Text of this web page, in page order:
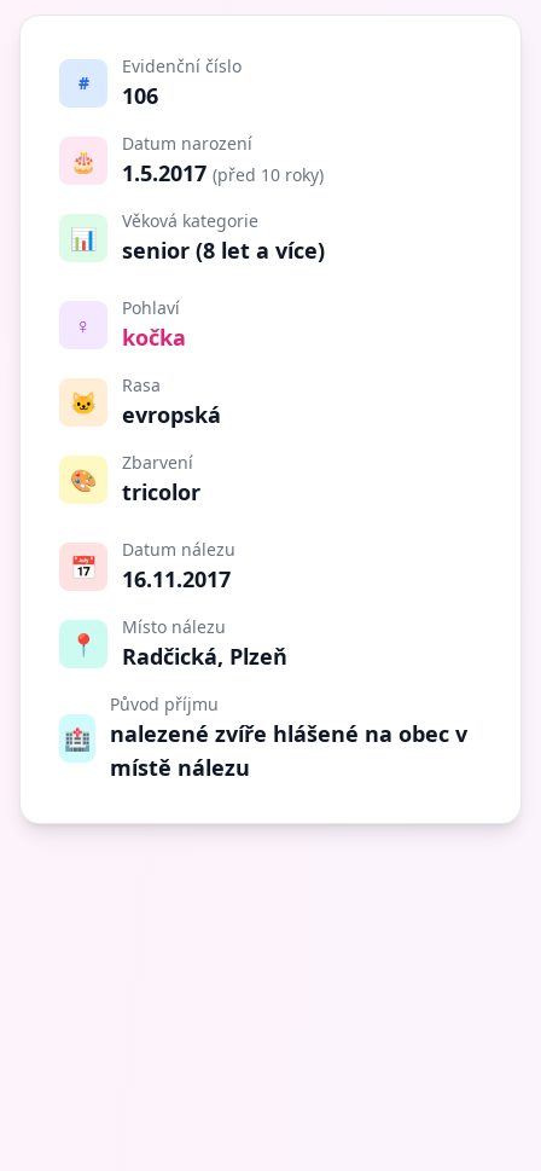
#
Evidenční číslo
106
🎂
Datum narození
1.5.2017 (před 10 roky)
📊
Věková kategorie
senior (8 let a více)
♀️
Pohlaví
kočka
🐱
Rasa
evropská
🎨
Zbarvení
tricolor
📅
Datum nálezu
16.11.2017
📍
Místo nálezu
Radčická, Plzeň
🏥
Původ příjmu
nalezené zvíře hlášené na obec v
místě nálezu